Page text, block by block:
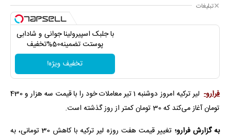
تبلیغات
با جلبک اسپیرولینا جوانی و شادابی
پوستت تضمینه50%تخفیف
تخفیف ویژه!
فرارو-
لیر ترکیه امروز دوشنبه 1 تیر معاملات خود را با قیمت سه هزار و 430
تومان آغاز می‌کند که 30 تومان کمتر از روز گذشته است.
به گزارش فرارو؛
تغییر قیمت هفت روزه لیر ترکیه با کاهش 30 تومانی، به